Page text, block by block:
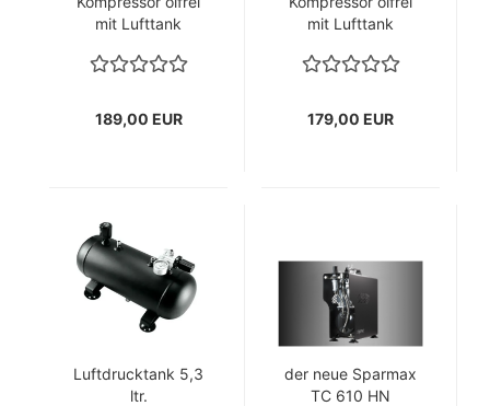
mit Lufttank
189,00 EUR
mit Lufttank
179,00 EUR
Luftdrucktank 5,3
ltr.
der neue Sparmax
TC 610 HN